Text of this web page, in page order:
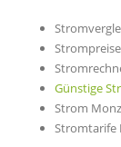
Günstige
Strom
Stromtarife